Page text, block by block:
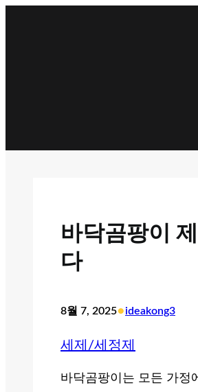
바닥곰팡이
다
8월 7, 2025•ideakong3
세제/세정제
바닥곰팡이는 모든 가정